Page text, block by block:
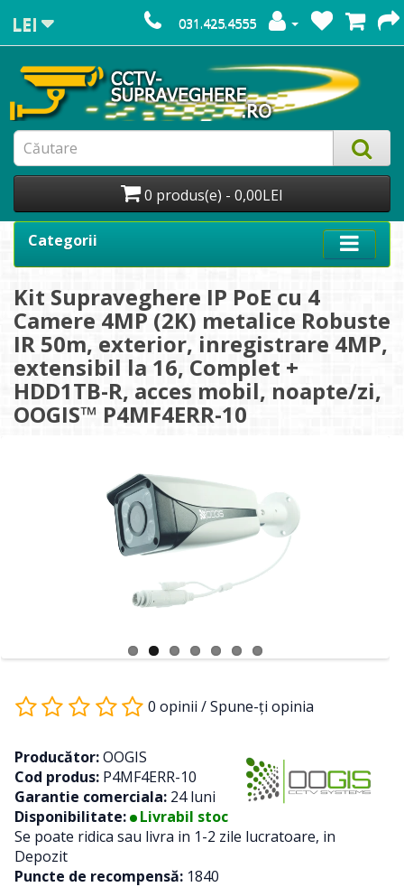
LEI 031.425.4555
0 produs(e) - 0,00LEI
Categorii
Kit Supraveghere IP PoE cu 4
Camere 4MP (2K) metalice Robuste
IR 50m, exterior, inregistrare 4MP,
extensibil la 16, Complet +
HDD1TB-R, acces mobil, noapte/zi,
OOGIS™ P4MF4ERR-10
0 opinii /Spune-ţi opinia
Producător:OOGIS
Cod produs: P4MF4ERR-10
Garantie comerciala: 24 luni
Disponibilitate:
Livrabil stoc
Se poate ridica sau livra in 1-2 zile lucratoare, in
Depozit
Puncte de recompensă: 1840